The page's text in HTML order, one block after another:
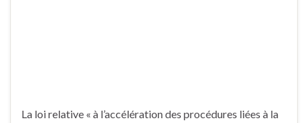
La loi relative « à l’accélération des procédures liées à la